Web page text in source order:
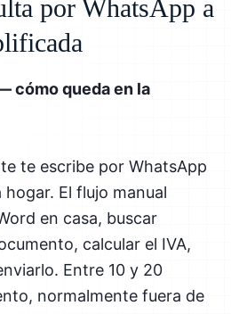
por WhatsApp a
cómo queda en la
te escribe por WhatsApp
El flujo manual
en casa, buscar
calcular el IVA,
Entre 10 y 20
normalmente fuera de